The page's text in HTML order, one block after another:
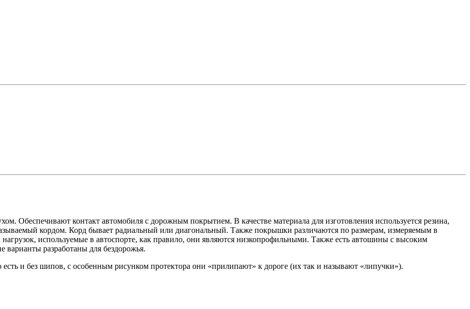
Обеспечивают контакт автомобиля с дорожным покрытием. В качестве материала для изготовления используется резина,
кордом. Корд бывает радиальный или диагональный. Также покрышки различаются по размерам, измеряемым в
используемые в автоспорте, как правило, они являются низкопрофильными. Также есть автошины с высоким
варианты разработаны для бездорожья.
и без шипов, с особенным рисунком протектора они «прилипают» к дороге (их так и называют «липучки»).